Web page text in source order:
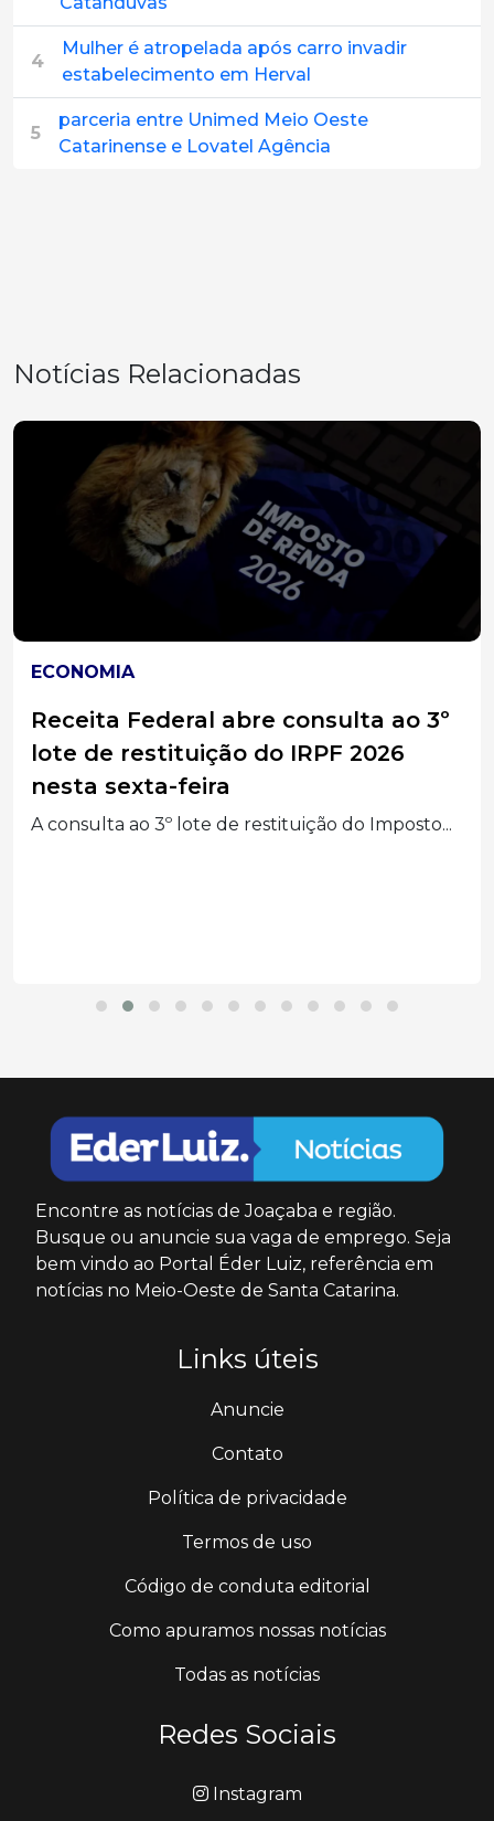
4
Mulher é atropelada após carro invadir
estabelecimento em Herval
5
parceria entre Unimed Meio Oeste
Catarinense e Lovatel Agência
Notícias Relacionadas
ECONOMIA
Receita Federal abre consulta ao 3º
lote de restituição do IRPF 2026
nesta sexta-feira
A consulta ao 3º lote de restituição do Imposto...
Encontre as notícias de Joaçaba e região.
Busque ou anuncie sua vaga de emprego. Seja
bem vindo ao Portal Éder Luiz, referência em
notícias no Meio-Oeste de Santa Catarina.
Links úteis
Anuncie
Contato
Política de privacidade
Termos de uso
Código de conduta editorial
Como apuramos nossas notícias
Todas as notícias
Redes Sociais
Instagram